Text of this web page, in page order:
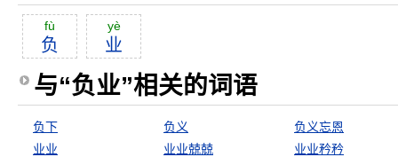
fù
负
yè
业
与“负业”相关的词语
负下 负义
负义忘恩
业业
业业兢兢 业业矜矜